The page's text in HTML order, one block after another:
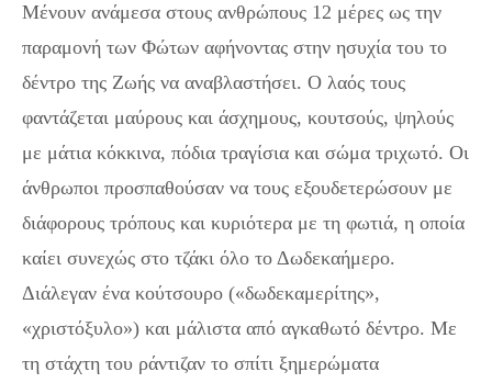
Μένουν ανάμεσα στους ανθρώπους 12 μέρες ως την
παραμονή των Φώτων αφήνοντας στην ησυχία του το
δέντρο της Ζωής να αναβλαστήσει. Ο λαός τους
φαντάζεται μαύρους και άσχημους, κουτσούς, ψηλούς
με μάτια κόκκινα, πόδια τραγίσια και σώμα τριχωτό. Οι
άνθρωποι προσπαθούσαν να τους εξουδετερώσουν με
διάφορους τρόπους και κυριότερα με τη φωτιά, η οποία
καίει συνεχώς στο τζάκι όλο το Δωδεκαήμερο.
Διάλεγαν ένα κούτσουρο («δωδεκαμερίτης»,
«χριστόξυλο») και μάλιστα από αγκαθωτό δέντρο. Με
τη στάχτη του ράντιζαν το σπίτι ξημερώματα